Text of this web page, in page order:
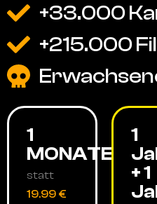
+33.000
+215.000
1
MONATE
statt
19.99 €
1
+ 1